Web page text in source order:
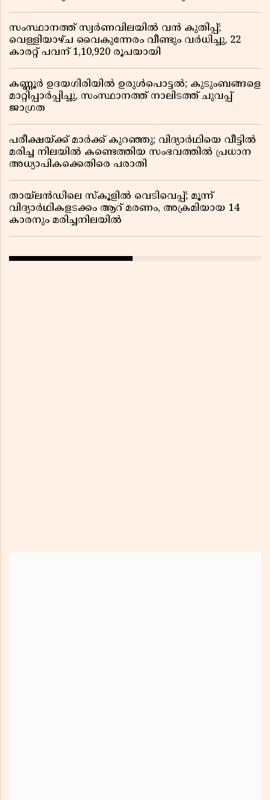
സംസ്ഥാനത്ത് സ്വർണവിലയിൽ വൻ കുതിപ്പ്;
വെള്ളിയാഴ്ച വൈകുന്നേരം വീണ്ടും വർധിച്ചു, 22
കാരറ്റ് പവന് 1,10,920 രൂപയായി
കണ്ണൂർ ഉദയഗിരിയിൽ ഉരുൾപൊട്ടൽ; കുടുംബങ്ങളെ
മാറ്റിപ്പാർപ്പിച്ചു, സംസ്ഥാനത്ത് നാലിടത്ത് ചുവപ്പ്
ജാഗ്രത
പരീക്ഷയ്ക്ക് മാർക്ക് കുറഞ്ഞു; വിദ്യാർഥിയെ വീട്ടിൽ
മരിച്ച നിലയിൽ കണ്ടെത്തിയ സംഭവത്തിൽ പ്രധാന
അധ്യാപികക്കെതിരെ പരാതി
തായ്‌ലൻഡിലെ സ്‌കൂളിൽ വെടിവെപ്പ്; മൂന്ന്
വിദ്യാർഥികളടക്കം ആറ് മരണം, അക്രമിയായ 14
കാരനും മരിച്ചനിലയിൽ